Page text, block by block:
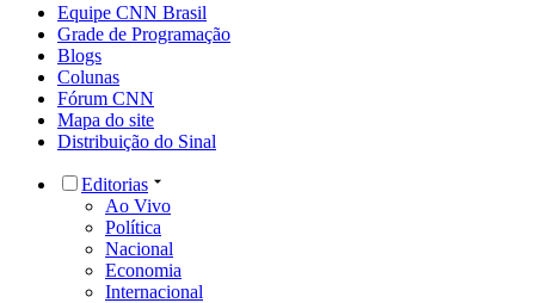
Equipe CNN Brasil
Grade de Programação
Blogs
Colunas
Fórum CNN
Mapa do site
Distribuição do Sinal
Editorias
Ao Vivo
Política
Nacional
Economia
Internacional